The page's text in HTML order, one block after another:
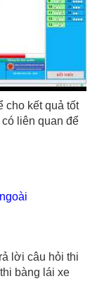
cho kết quả tốt
liên quan để
lời câu hỏi thi
bàng lái xe